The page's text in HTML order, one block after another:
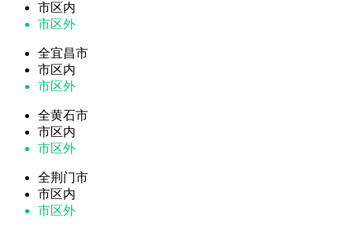
市区内
市区外
全宜昌市
市区内
市区外
全黄石市
市区内
市区外
全荆门市
市区内
市区外